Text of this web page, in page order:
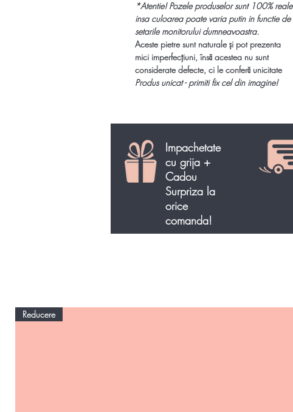
*Atentie!Pozele produselor sunt 100% reale
insa culoarea poate varia putin in functie de
setarile monitorului dumneavoastra.
Aceste pietre sunt naturale și pot prezenta
mici imperfecțiuni, însă acestea nu sunt
considerate defecte, ci le conferă unicitate
Produs unicat - primiti fix cel din imagine!
Impachetate
cu grija +
Cadou
Surpriza la
orice
comanda!
Reducere